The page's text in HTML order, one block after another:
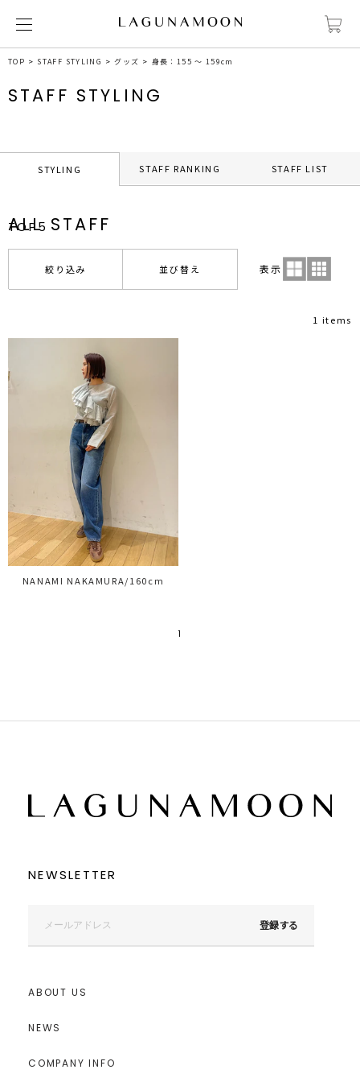
TOP STAFF STYLING グッズ 身長：155 ～ 159cm
STAFF STYLING
STYLING STAFF RANKING STAFF LIST
TOP5
ALL STAFF
絞り込み 並び替え 表示
1 items
NANAMI NAKAMURA/160cm
1
NEWSLETTER
登録する
ABOUT US
NEWS
COMPANY INFO